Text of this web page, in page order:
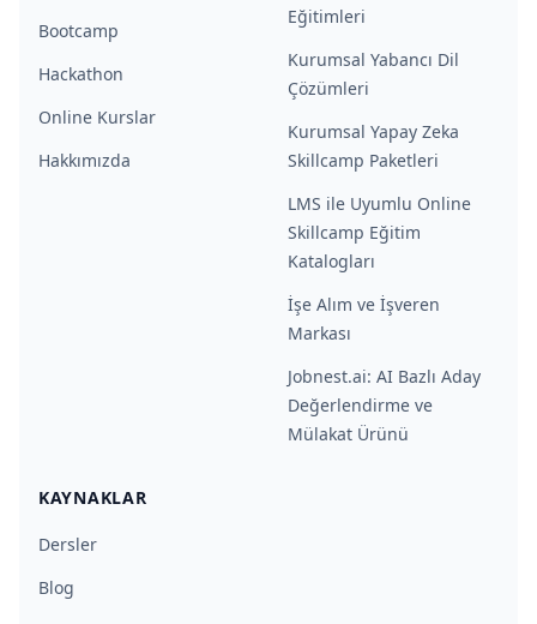
Bootcamp
Hackathon
Online Kurslar
Hakkımızda
Eğitimleri
Kurumsal Yabancı Dil
Çözümleri
Kurumsal Yapay Zeka
Skillcamp Paketleri
LMS ile Uyumlu Online
Skillcamp Eğitim
Katalogları
İşe Alım ve İşveren
Markası
Jobnest.ai: AI Bazlı Aday
Değerlendirme ve
Mülakat Ürünü
KAYNAKLAR
Dersler
Blog